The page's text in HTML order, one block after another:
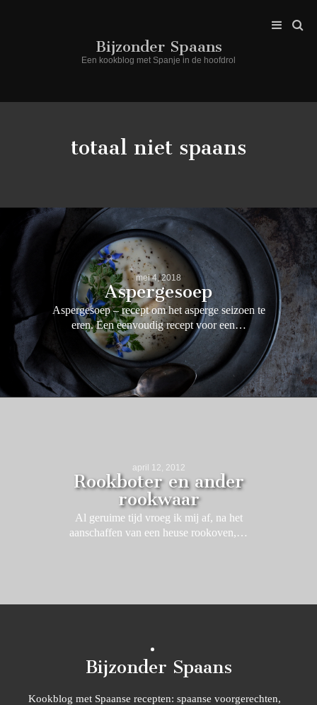
Bijzonder Spaans
Een kookblog met Spanje in de hoofdrol
totaal niet spaans
mei 4, 2018
Aspergesoep
Aspergesoep – recept om het asperge seizoen te
eren. Een eenvoudig recept voor een…
april 12, 2012
Rookboter en ander
rookwaar
Al geruime tijd vroeg ik mij af, na het
aanschaffen van een heuse rookoven,…
Bijzonder Spaans
Kookblog met Spaanse recepten: spaanse voorgerechten,